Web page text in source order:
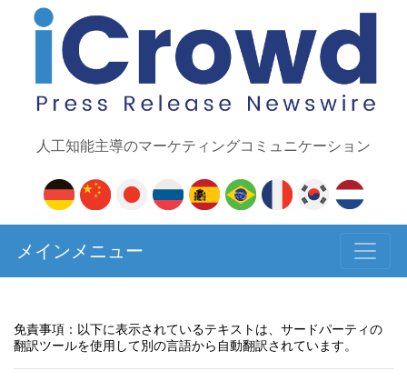
人工知能主導のマーケティングコミュニケーション
メインメニュー
免責事項：以下に表示されているテキストは、サードパーティの
翻訳ツールを使用して別の言語から自動翻訳されています。